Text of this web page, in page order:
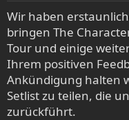
Wir haben
bringen The
Tour und einige
Ihrem positiven
Ankündigung halten
Setlist zu teilen, die
zurückführt.